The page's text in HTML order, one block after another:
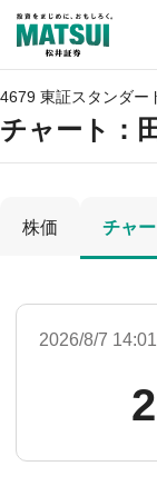
4679 東証スタンダー
チャート：
株価 チャー
2026/8/7 14:01